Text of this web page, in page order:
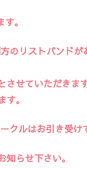
。
のリストバンド
させていただきま
。
ルはお引き受け
らせ下さい。